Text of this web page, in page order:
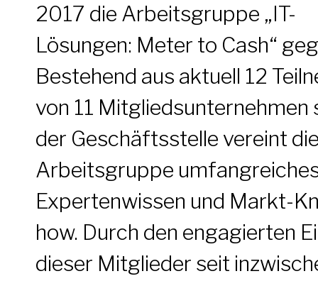
2017 die Arbeitsgruppe „IT-
Lösungen: Meter to Cash“
Bestehend aus aktuell 12
von 11 Mitgliedsunternehmen
der Geschäftsstelle vereint
Arbeitsgruppe
Expertenwissen und Markt-
how. Durch den engagierten
dieser Mitglieder seit